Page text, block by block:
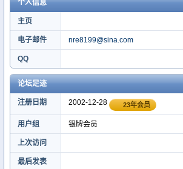
个人信息
主页
电子邮件 nre8199@sina.com
QQ
论坛足迹
注册日期 2002-12-28 23年会员
用户组 银牌会员
上次访问
最后发表